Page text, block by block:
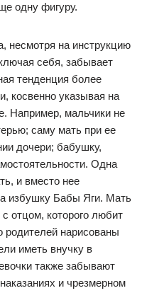
одну фигуру.
несмотря на инструкцию
себя, забывает
тенденция более
косвенно указывая на
Например, мальчики не
саму мать при ее
дочери; бабушку,
Одна
и вместо нее
избушку Бабы Яги. Мать
отцом, которого любит
родителей нарисованы
иметь внучку в
также забывают
и чрезмерном